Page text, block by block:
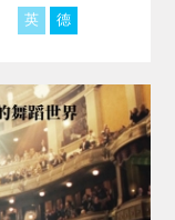
英 德